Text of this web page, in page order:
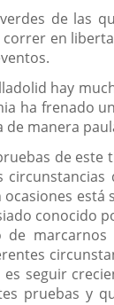
de las
en
hay
ha frenado
de manera
de este
conocido
seguir
pruebas y